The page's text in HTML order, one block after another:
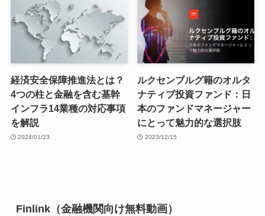
経済安全保障推進法とは？
4つの柱と金融を含む基幹
インフラ14業種の対応事項
を解説
2024/01/23
ルクセンブルグ籍のオルタ
ナティブ投資ファンド：日
本のファンドマネージャー
にとって魅力的な選択肢
2023/12/15
Finlink（金融機関向け無料動画）